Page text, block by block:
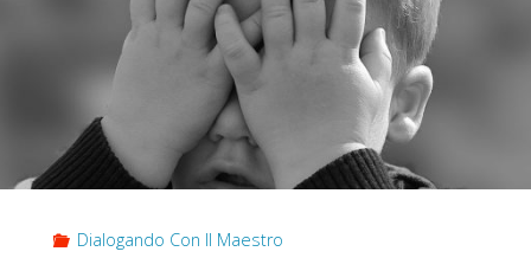
Posso
Conoscermi?
Io
Chi
Dialogando Con Il Maestro